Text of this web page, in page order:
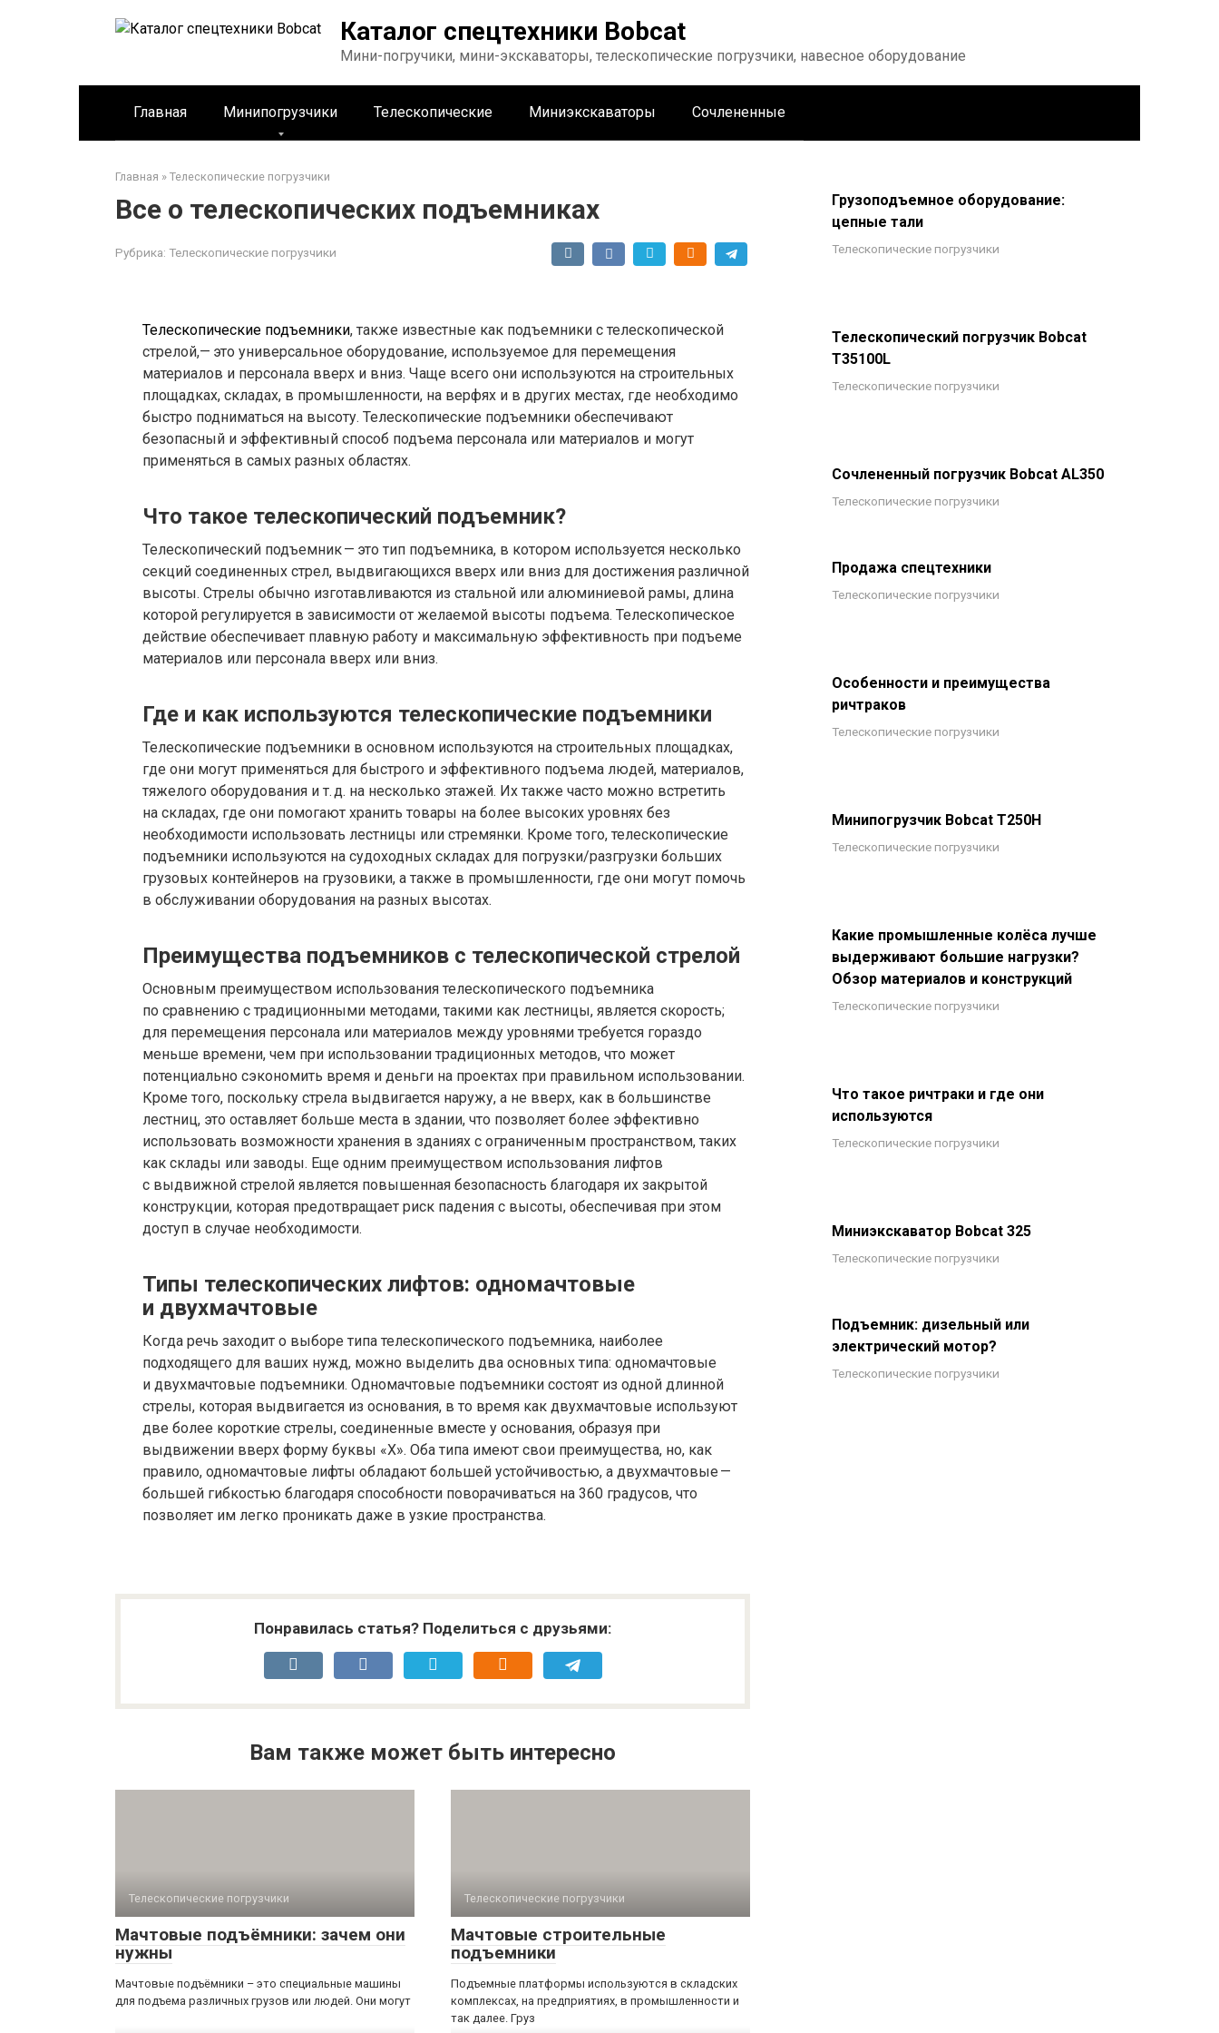
Каталог спецтехники Bobcat
Мини-погручики, мини-экскаваторы, телескопические погрузчики, навесное оборудование
Главная Минипогрузчики Телескопические Миниэкскаваторы Сочлененные
Главная » Телескопические погрузчики
Все о телескопических подъемниках
Рубрика: Телескопические погрузчики
Телескопические подъемники, также известные как подъемники с телескопической
стрелой,— это универсальное оборудование, используемое для перемещения
материалов и персонала вверх и вниз. Чаще всего они используются на строительных
площадках, складах, в промышленности, на верфях и в других местах, где необходимо
быстро подниматься на высоту. Телескопические подъемники обеспечивают
безопасный и эффективный способ подъема персонала или материалов и могут
применяться в самых разных областях.
Что такое телескопический подъемник?
Телескопический подъемник — это тип подъемника, в котором используется несколько
секций соединенных стрел, выдвигающихся вверх или вниз для достижения различной
высоты. Стрелы обычно изготавливаются из стальной или алюминиевой рамы, длина
которой регулируется в зависимости от желаемой высоты подъема. Телескопическое
действие обеспечивает плавную работу и максимальную эффективность при подъеме
материалов или персонала вверх или вниз.
Где и как используются телескопические подъемники
Телескопические подъемники в основном используются на строительных площадках,
где они могут применяться для быстрого и эффективного подъема людей, материалов,
тяжелого оборудования и т. д. на несколько этажей. Их также часто можно встретить
на складах, где они помогают хранить товары на более высоких уровнях без
необходимости использовать лестницы или стремянки. Кроме того, телескопические
подъемники используются на судоходных складах для погрузки/разгрузки больших
грузовых контейнеров на грузовики, а также в промышленности, где они могут помочь
в обслуживании оборудования на разных высотах.
Преимущества подъемников с телескопической стрелой
Основным преимуществом использования телескопического подъемника
по сравнению с традиционными методами, такими как лестницы, является скорость;
для перемещения персонала или материалов между уровнями требуется гораздо
меньше времени, чем при использовании традиционных методов, что может
потенциально сэкономить время и деньги на проектах при правильном использовании.
Кроме того, поскольку стрела выдвигается наружу, а не вверх, как в большинстве
лестниц, это оставляет больше места в здании, что позволяет более эффективно
использовать возможности хранения в зданиях с ограниченным пространством, таких
как склады или заводы. Еще одним преимуществом использования лифтов
с выдвижной стрелой является повышенная безопасность благодаря их закрытой
конструкции, которая предотвращает риск падения с высоты, обеспечивая при этом
доступ в случае необходимости.
Типы телескопических лифтов: одномачтовые
и двухмачтовые
Когда речь заходит о выборе типа телескопического подъемника, наиболее
подходящего для ваших нужд, можно выделить два основных типа: одномачтовые
и двухмачтовые подъемники. Одномачтовые подъемники состоят из одной длинной
стрелы, которая выдвигается из основания, в то время как двухмачтовые используют
две более короткие стрелы, соединенные вместе у основания, образуя при
выдвижении вверх форму буквы «Х». Оба типа имеют свои преимущества, но, как
правило, одномачтовые лифты обладают большей устойчивостью, а двухмачтовые —
большей гибкостью благодаря способности поворачиваться на 360 градусов, что
позволяет им легко проникать даже в узкие пространства.
Понравилась статья? Поделиться с друзьями:
Вам также может быть интересно
Телескопические погрузчики
Мачтовые подъёмники: зачем они
нужны
Мачтовые подъёмники – это специальные машины
для подъема различных грузов или людей. Они могут
Телескопические погрузчики
Мачтовые строительные
подъемники
Подъемные платформы используются в складских
комплексах, на предприятиях, в промышленности и
так далее. Груз
Грузоподъемное оборудование:
цепные тали
Телескопические погрузчики
Телескопический погрузчик Bobcat
T35100L
Телескопические погрузчики
Сочлененный погрузчик Bobcat AL350
Телескопические погрузчики
Продажа спецтехники
Телескопические погрузчики
Особенности и преимущества
ричтраков
Телескопические погрузчики
Минипогрузчик Bobcat T250H
Телескопические погрузчики
Какие промышленные колёса лучше
выдерживают большие нагрузки?
Обзор материалов и конструкций
Телескопические погрузчики
Что такое ричтраки и где они
используются
Телескопические погрузчики
Миниэкскаватор Bobcat 325
Телескопические погрузчики
Подъемник: дизельный или
электрический мотор?
Телескопические погрузчики